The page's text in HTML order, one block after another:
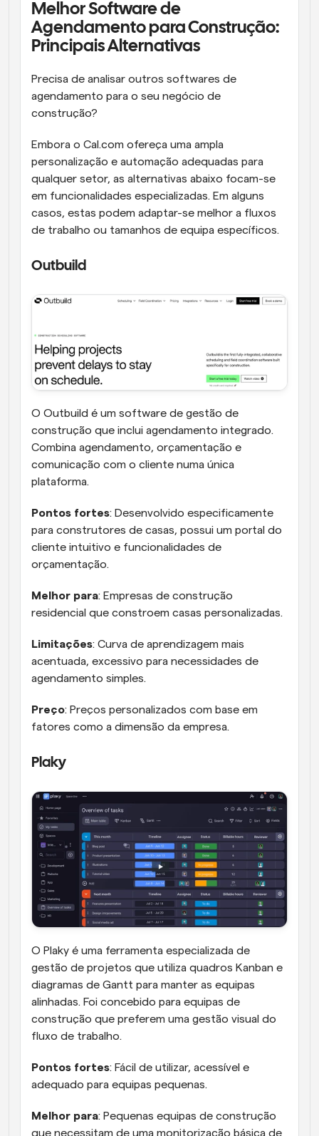
Melhor Software de
Agendamento para Construção:
Principais Alternativas
Precisa de analisar outros softwares de
agendamento para o seu negócio de
construção?
Embora o Cal.com ofereça uma ampla
personalização e automação adequadas para
qualquer setor, as alternativas abaixo focam-se
em funcionalidades especializadas. Em alguns
casos, estas podem adaptar-se melhor a fluxos
de trabalho ou tamanhos de equipa específicos.
Outbuild
O Outbuild é um software de gestão de
construção que inclui agendamento integrado.
Combina agendamento, orçamentação e
comunicação com o cliente numa única
plataforma.
Pontos fortes: Desenvolvido especificamente
para construtores de casas, possui um portal do
cliente intuitivo e funcionalidades de
orçamentação.
Melhor para: Empresas de construção
residencial que constroem casas personalizadas.
Limitações: Curva de aprendizagem mais
acentuada, excessivo para necessidades de
agendamento simples.
Preço: Preços personalizados com base em
fatores como a dimensão da empresa.
Plaky
O Plaky é uma ferramenta especializada de
gestão de projetos que utiliza quadros Kanban e
diagramas de Gantt para manter as equipas
alinhadas. Foi concebido para equipas de
construção que preferem uma gestão visual do
fluxo de trabalho.
Pontos fortes: Fácil de utilizar, acessível e
adequado para equipas pequenas.
Melhor para: Pequenas equipas de construção
que necessitam de uma monitorização básica de